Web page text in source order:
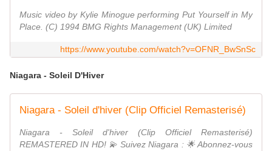
Music video by Kylie Minogue performing Put Yourself in My
Place. (C) 1994 BMG Rights Management (UK) Limited
https://www.youtube.com/watch?v=OFNR_BwSnSc
Niagara - Soleil D'Hiver
Niagara - Soleil d'hiver (Clip Officiel Remasterisé)
Niagara - Soleil d'hiver (Clip Officiel Remasterisé)
REMASTERED IN HD! 💫 Suivez Niagara : 🌟 Abonnez-vous